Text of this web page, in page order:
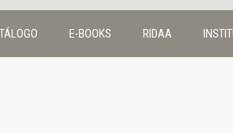
Publicaciones
Editorial
E-BOOKS RIDAA